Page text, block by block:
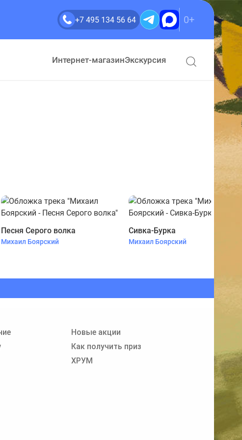
+7 495 134 56 64 0+
Интернет-магазинЭкскурсия
Песня Серого волка
Михаил Боярский
Сивка-Бурка
Михаил Боярский
Новые акции
Как получить приз
ХРУМ